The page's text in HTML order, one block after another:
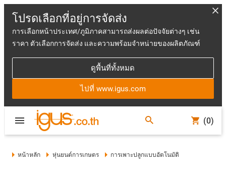
โปรดเลือกที่อยู่การจัดส่ง
การเลือกหน้าประเทศ/ภูมิภาคสามารถส่งผลต่อปัจจัยต่างๆ เช่น
ราคา ตัวเลือกการจัดส่ง และความพร้อมจำหน่ายของผลิตภัณฑ์
ดูพื้นที่ทั้งหมด
ไปที่ www.igus.com
(0)
หน้าหลัก หุ่นยนต์การเกษตร การเพาะปลูกแบบอัตโนมัติ